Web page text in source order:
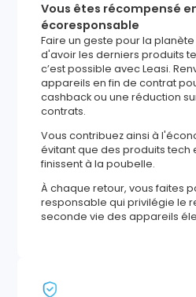
Vous êtes récompensé
écoresponsable
Faire un geste pour la
d'avoir les derniers produits
c’est possible avec Leasi.
appareils en fin de contrat
cashback ou une réduction
contrats.
Vous contribuez ainsi à
évitant que des produits tech
finissent à la poubelle.
À chaque retour, vous faites
responsable qui privilégie le
seconde vie des appareils